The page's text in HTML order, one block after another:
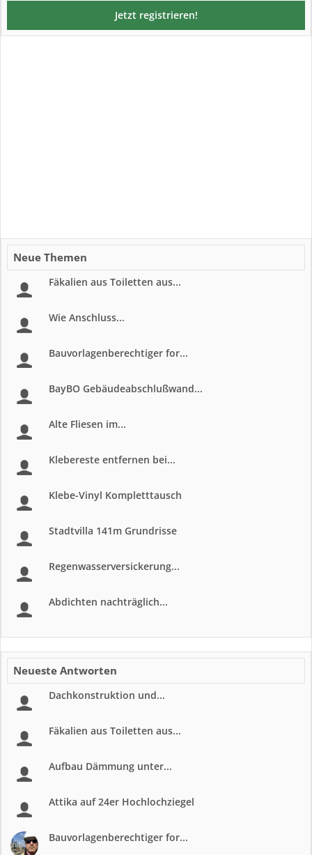
Jetzt registrieren!
Neue Themen
Fäkalien aus Toiletten aus...
Wie Anschluss...
Bauvorlagenberechtiger for...
BayBO Gebäudeabschlußwand...
Alte Fliesen im...
Klebereste entfernen bei...
Klebe-Vinyl Kompletttausch
Stadtvilla 141m Grundrisse
Regenwasserversickerung...
Abdichten nachträglich...
Neueste Antworten
Dachkonstruktion und...
Fäkalien aus Toiletten aus...
Aufbau Dämmung unter...
Attika auf 24er Hochlochziegel
Bauvorlagenberechtiger for...